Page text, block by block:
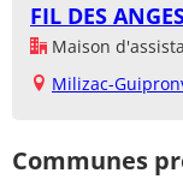
FIL DES
Maison
Milizac-
Communes